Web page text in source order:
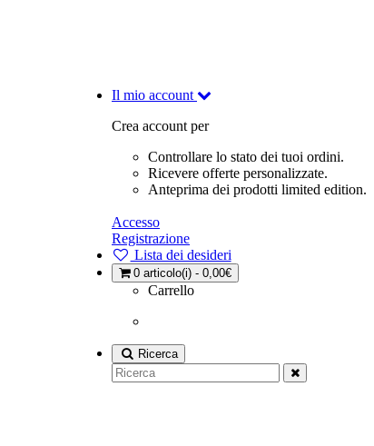
Il mio account
Crea account per
Controllare lo stato dei tuoi ordini.
Ricevere offerte personalizzate.
Anteprima dei prodotti limited edition.
Accesso
Registrazione
Lista dei desideri
0 articolo(i) - 0,00€
Carrello
Ricerca